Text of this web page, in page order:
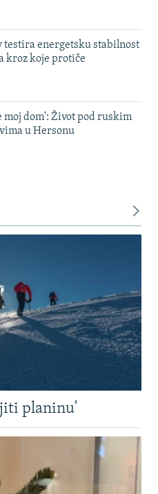
testira energetsku stabilnost
kroz koje protiče
moj dom': Život pod ruskim
u Hersonu
planinu'